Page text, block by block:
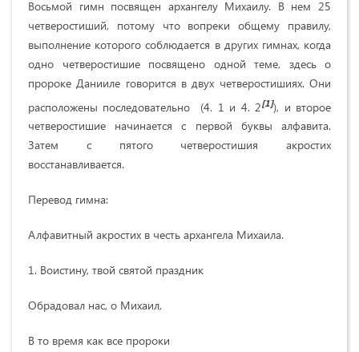
Восьмой гимн посвящен архангелу Михаилу. В нем 25
четверостиший, потому что вопреки общему правилу,
выполнение которого соблюдается в других гимнах, когда
одно четверостишие посвящено одной теме, здесь о
пророке Данииле говорится в двух четверостишиях. Они
расположены последовательно (4. 1 и 4. 2[1]), и второе
четверостишие начинается с первой буквы алфавита.
Затем с пятого четверостишия акростих
восстанавливается.
Перевод гимна:
Алфавитный акростих в честь архангела Михаила.
1. Воистину, твой святой праздник
Обрадовал нас, о Михаил,
В то время как все пророки